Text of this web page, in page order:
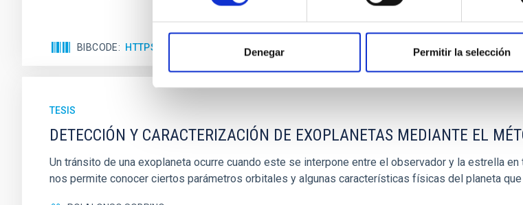
Denegar Permitir la selección
BIBCODE HTTPS://WWW.EDUCACION.GOB.ES/TESEO/MOSTRARSELECCION.DO
TESIS
DETECCIÓN Y CARACTERIZACIÓN DE EXOPLANETAS MEDIANTE EL
Un tránsito de una exoplaneta ocurre cuando este se interpone entre el observador y la estrella
nos permite conocer ciertos parámetros orbitales y algunas características físicas del planeta